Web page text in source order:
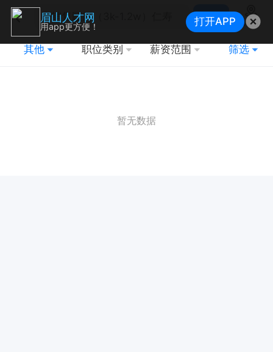
搜索
地图
其他 职位类别 薪资范围 筛选
暂无数据
眉山人才网
用app更方便！ 打开APP